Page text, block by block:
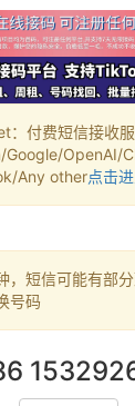
：付费短信接收
Google/OpenAI/
Any other点击
，短信可能有部
号码